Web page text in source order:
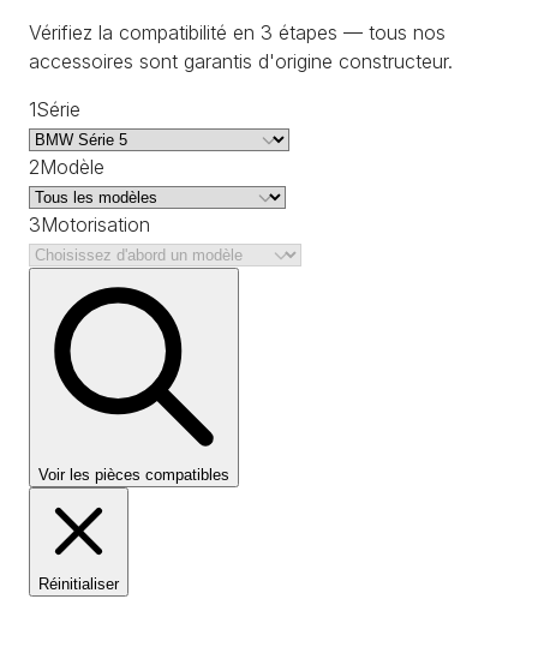
Vérifiez la compatibilité en 3 étapes — tous nos
accessoires sont garantis d'origine constructeur.
1Série
2Modèle
3Motorisation
Voir les pièces compatibles
Réinitialiser